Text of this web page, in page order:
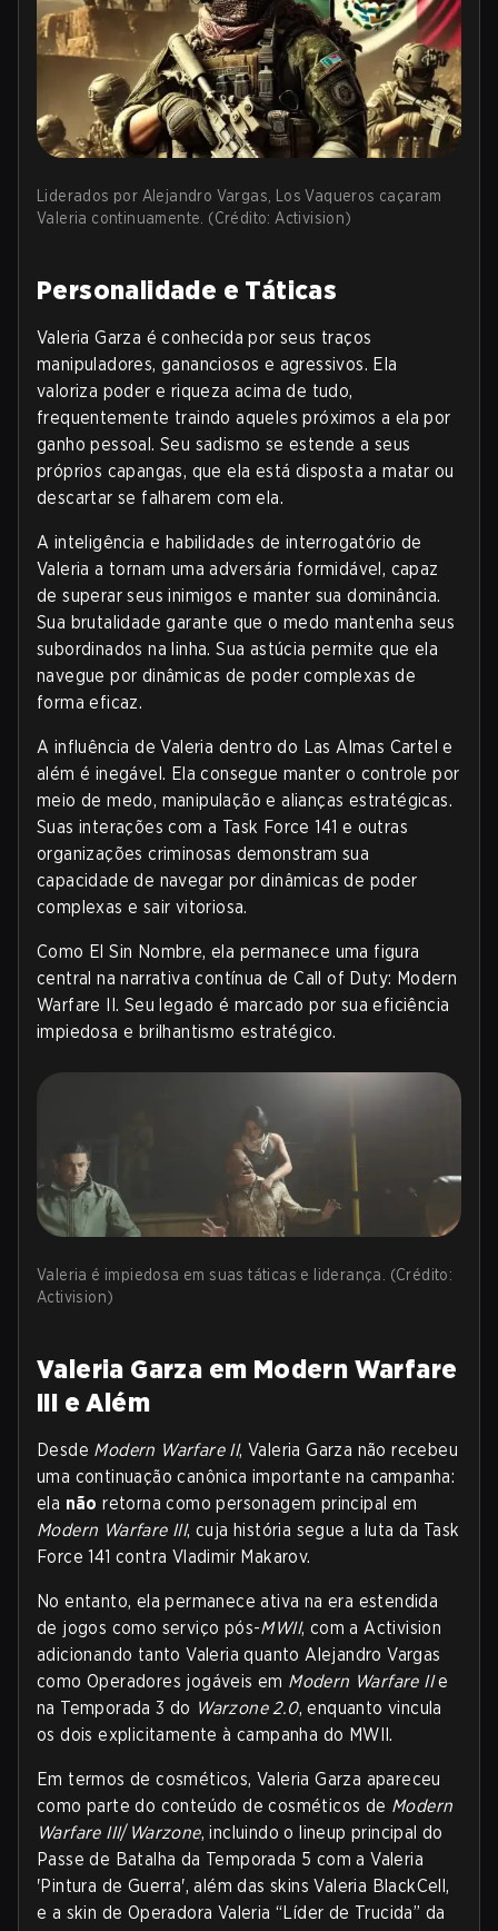
Liderados por Alejandro Vargas, Los Vaqueros caçaram
Valeria continuamente. (Crédito: Activision)
Personalidade e Táticas
Valeria Garza é conhecida por seus traços
manipuladores, gananciosos e agressivos. Ela
valoriza poder e riqueza acima de tudo,
frequentemente traindo aqueles próximos a ela por
ganho pessoal. Seu sadismo se estende a seus
próprios capangas, que ela está disposta a matar ou
descartar se falharem com ela.
A inteligência e habilidades de interrogatório de
Valeria a tornam uma adversária formidável, capaz
de superar seus inimigos e manter sua dominância.
Sua brutalidade garante que o medo mantenha seus
subordinados na linha. Sua astúcia permite que ela
navegue por dinâmicas de poder complexas de
forma eficaz.
A influência de Valeria dentro do Las Almas Cartel e
além é inegável. Ela consegue manter o controle por
meio de medo, manipulação e alianças estratégicas.
Suas interações com a Task Force 141 e outras
organizações criminosas demonstram sua
capacidade de navegar por dinâmicas de poder
complexas e sair vitoriosa.
Como El Sin Nombre, ela permanece uma figura
central na narrativa contínua de Call of Duty: Modern
Warfare II. Seu legado é marcado por sua eficiência
impiedosa e brilhantismo estratégico.
Valeria é impiedosa em suas táticas e liderança. (Crédito:
Activision)
Valeria Garza em Modern Warfare
III e Além
Desde Modern Warfare II, Valeria Garza não recebeu
uma continuação canônica importante na campanha:
ela não retorna como personagem principal em
Modern Warfare III, cuja história segue a luta da Task
Force 141 contra Vladimir Makarov.
No entanto, ela permanece ativa na era estendida
de jogos como serviço pós-MWII, com a Activision
adicionando tanto Valeria quanto Alejandro Vargas
como Operadores jogáveis em Modern Warfare IIe
na Temporada 3 do Warzone 2.0, enquanto vincula
os dois explicitamente à campanha do MWII.
Em termos de cosméticos, Valeria Garza apareceu
como parte do conteúdo de cosméticos de Modern
Warfare III/ Warzone, incluindo o lineup principal do
Passe de Batalha da Temporada 5 com a Valeria
'Pintura de Guerra', além das skins Valeria BlackCell,
e a skin de Operadora Valeria “Líder de Trucida” da